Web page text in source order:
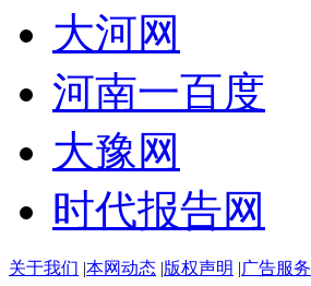
大河网
河南一百度
大豫网
时代报告网
关于我们 本网动态 版权声明 广告服务